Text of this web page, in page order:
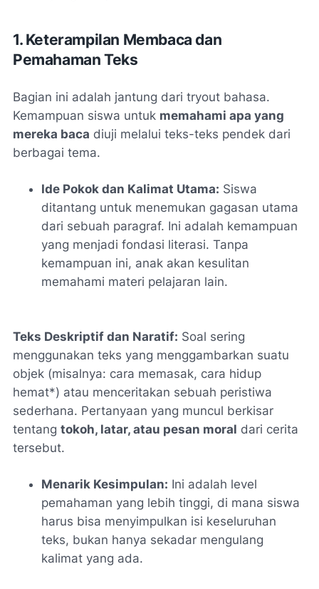
1. Keterampilan Membaca dan
Pemahaman Teks
Bagian ini adalah jantung dari tryout bahasa.
Kemampuan siswa untuk memahami apa yang
mereka baca diuji melalui teks-teks pendek dari
berbagai tema.
Ide Pokok dan Kalimat Utama: Siswa
ditantang untuk menemukan gagasan utama
dari sebuah paragraf. Ini adalah kemampuan
yang menjadi fondasi literasi. Tanpa
kemampuan ini, anak akan kesulitan
memahami materi pelajaran lain.
Teks Deskriptif dan Naratif: Soal sering
menggunakan teks yang menggambarkan suatu
objek (misalnya: cara memasak, cara hidup
hemat*) atau menceritakan sebuah peristiwa
sederhana. Pertanyaan yang muncul berkisar
tentang tokoh, latar, atau pesan moral dari cerita
tersebut.
Menarik Kesimpulan: Ini adalah level
pemahaman yang lebih tinggi, di mana siswa
harus bisa menyimpulkan isi keseluruhan
teks, bukan hanya sekadar mengulang
kalimat yang ada.